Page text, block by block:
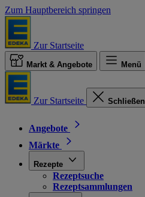
Zum Hauptbereich springen
Zur Startseite
Markt & Angebote Menü
Zur Startseite Schließen
Angebote
Märkte
Rezepte
Rezeptsuche
Rezeptsammlungen